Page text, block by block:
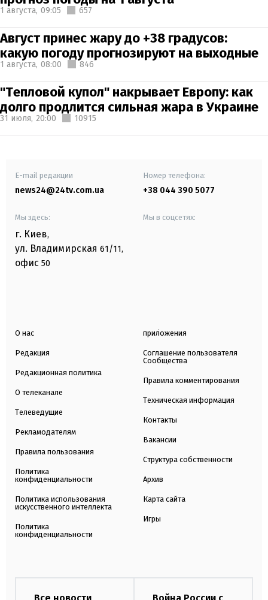
1 августа, 09:05 657
Август принес жару до +38 градусов:
какую погоду прогнозируют на выходные
1 августа, 08:00 846
"Тепловой купол" накрывает Европу: как
долго продлится сильная жара в Украине
31 июля, 20:00 10915
E-mail редакции
news24@24tv.com.ua
Номер телефона:
+38 044 390 5077
Мы здесь:
г. Киев,
ул. Владимирская 61/11,
офис 50
Мы в соцсетях:
О нас
Редакция
Редакционная политика
О телеканале
Телеведущие
Рекламодателям
Правила пользования
Политика
конфиденциальности
Политика использования
искусственного интеллекта
Политика
конфиденциальности
приложения
Соглашение пользователя
Сообщества
Правила комментирования
Техническая информация
Контакты
Вакансии
Структура собственности
Архив
Карта сайта
Игры
Все новости
Война России с